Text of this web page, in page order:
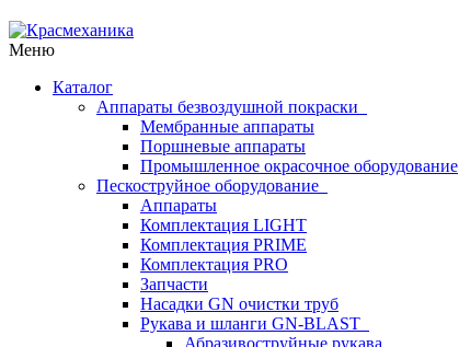
Меню
Каталог
Аппараты безвоздушной покраски
Мембранные аппараты
Поршневые аппараты
Промышленное окрасочное оборудование
Пескоструйное оборудование
Аппараты
Комплектация LIGHT
Комплектация PRIME
Комплектация PRO
Запчасти
Насадки GN очистки труб
Рукава и шланги GN-BLAST
Абразивоструйные рукава